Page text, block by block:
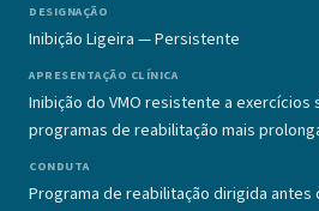
Inibição Ligeira — Persistente
Inibição do VMO resistente a
programas de reabilitação mais
Programa de reabilitação dirigida antes